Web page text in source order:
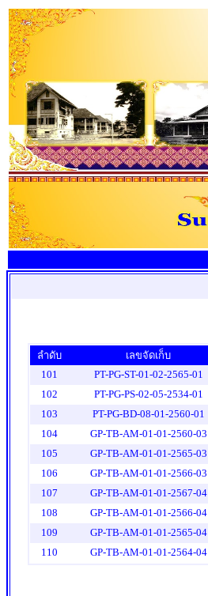
ลำดับ
เลขจัดเก็บ
101
PT-PG-ST-01-02-2565-01
102
PT-PG-PS-02-05-2534-01
103
PT-PG-BD-08-01-2560-01
104
GP-TB-AM-01-01-2560-03
105
GP-TB-AM-01-01-2565-03
106
GP-TB-AM-01-01-2566-03
107
GP-TB-AM-01-01-2567-04
108
GP-TB-AM-01-01-2566-04
109
GP-TB-AM-01-01-2565-04
110
GP-TB-AM-01-01-2564-04